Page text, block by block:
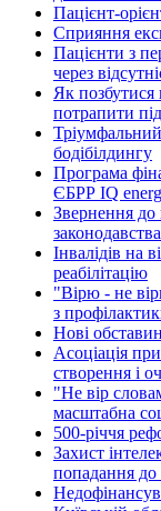
Пацієнт-
Сприяння
Пацієнти з
через
Як позбутися
потрапити
Тріумфальний
бодібілдингу
Програма
ЄБРР IQ
Звернення до
Інвалідів на
реабілітацію
"Вірю - не
з
Нові
Асоціація
створення і
"Не вір
масштабна
500-річчя
Захист
попадання